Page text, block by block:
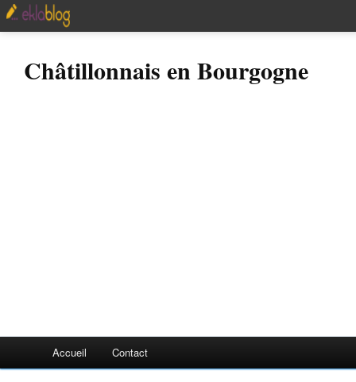
Châtillonnais en Bourgogne
Accueil Contact